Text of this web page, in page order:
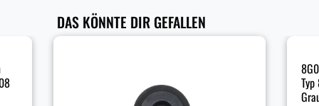
DAS KÖNNTE DIR GEFALLEN